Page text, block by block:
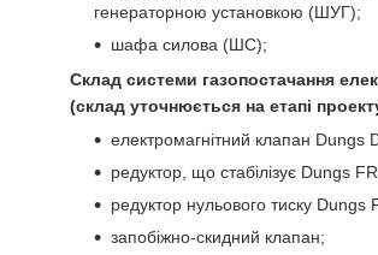
генераторною установкою (ШУГ);
шафа силова (ШС);
Склад системи газопостачання
(склад уточнюється на етапі
електромагнітний клапан Dungs
редуктор, що стабілізує Dungs
редуктор нульового тиску Dungs
запобіжно-скидний клапан;